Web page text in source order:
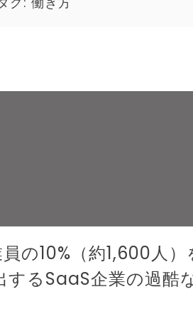
の10%（約1,600人）
するSaaS企業の過酷